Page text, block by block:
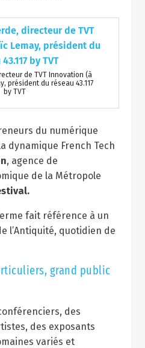
de TVT Innovation (à
président du réseau 43.117
by TVT
du numérique
dynamique French Tech
, agence de
de la Métropole
fait référence à un
l’Antiquité, quotidien de
grand public
des
des exposants
variés et